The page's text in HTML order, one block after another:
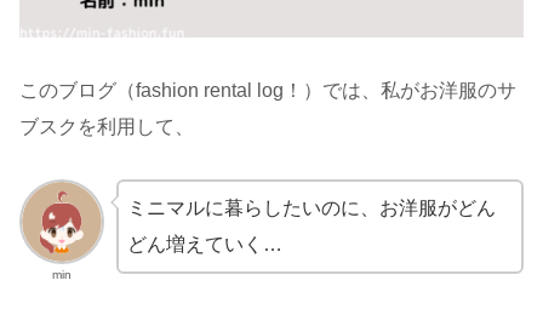
このブログ（fashion rental log！）では、私がお洋服のサ
ブスクを利用して、
min
ミニマルに暮らしたいのに、お洋服がどん
どん増えていく…